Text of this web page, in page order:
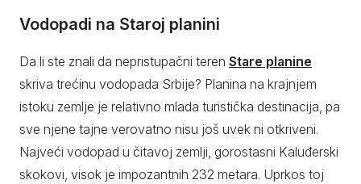
Vodopadi na Staroj planini
Da li ste znali da nepristupačni teren Stare planine
skriva trećinu vodopada Srbije? Planina na krajnjem
istoku zemlje je relativno mlada turistička destinacija, pa
sve njene tajne verovatno nisu još uvek ni otkriveni.
Najveći vodopad u čitavoj zemlji, gorostasni Kaluđerski
skokovi, visok je impozantnih 232 metara. Uprkos toj